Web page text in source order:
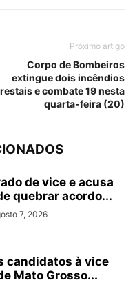
Próximo artigo
Corpo de Bombeiros
extingue dois incêndios
e combate 19 nesta
quarta-feira (20)
de vice e acusa
quebrar acordo...
7, 2026
candidatos à vice
Mato Grosso...